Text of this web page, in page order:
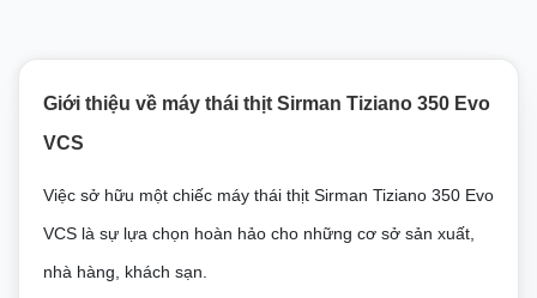
Giới thiệu về máy thái thịt Sirman Tiziano 350 Evo
VCS
Việc sở hữu một chiếc máy thái thịt Sirman Tiziano 350 Evo
VCS là sự lựa chọn hoàn hảo cho những cơ sở sản xuất,
nhà hàng, khách sạn.